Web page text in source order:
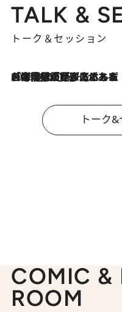
TALK &
トーク＆セッション
2026.8.3
「今後値上げがあるとすれば…」「リスクがあるのは今年の冬」エネルギー専門家が語る、ホルムズ海峡封鎖が家庭にもたらす“ある心配”
トーク
COMIC &
ROOM